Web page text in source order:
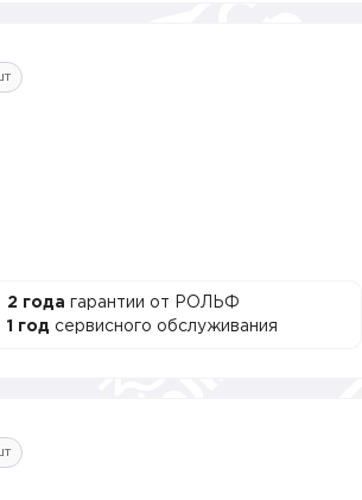
2 года гарантии от РОЛЬФ
1 год сервисного обслуживания